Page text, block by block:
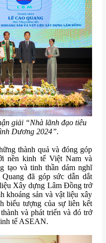
giải “Nhà lãnh đạo tiêu
Dương 2024”.
thành quả và đóng góp
nền kinh tế Việt Nam và
tạo và tinh thần dám nghĩ
đã góp sức dẫn dắt
Xây dựng Lâm Đồng trở
khoáng sản và vật liệu xây
biểu tượng của sự liên kết
và phát triển và đó trở
tế ASEAN.